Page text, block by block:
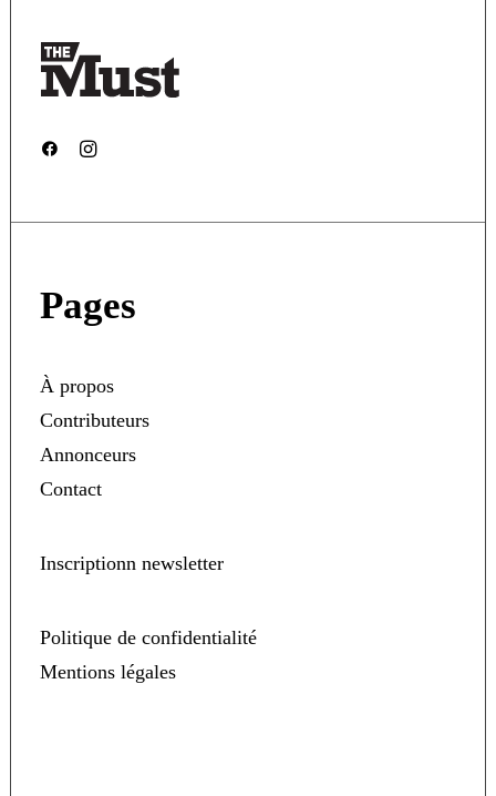
Pages
À propos
Contributeurs
Annonceurs
Contact
Inscriptionn newsletter
Politique de confidentialité
Mentions légales